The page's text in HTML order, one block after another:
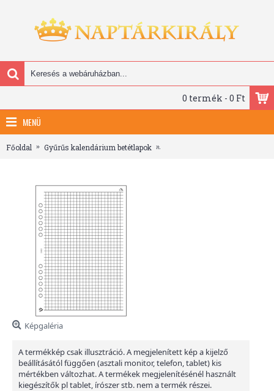
0 termék - 0 Ft
MENÜ
Főoldal Gyűrűs kalendárium betétlapok
Képgaléria
A termékkép csak illusztráció. A megjelenített kép a kijelző
beállításától függően (asztali monitor, telefon, tablet) kis
mértékben változhat. A termékek megjelenítésénél használt
kiegészítők pl tablet, írószer stb. nem a termék részei.